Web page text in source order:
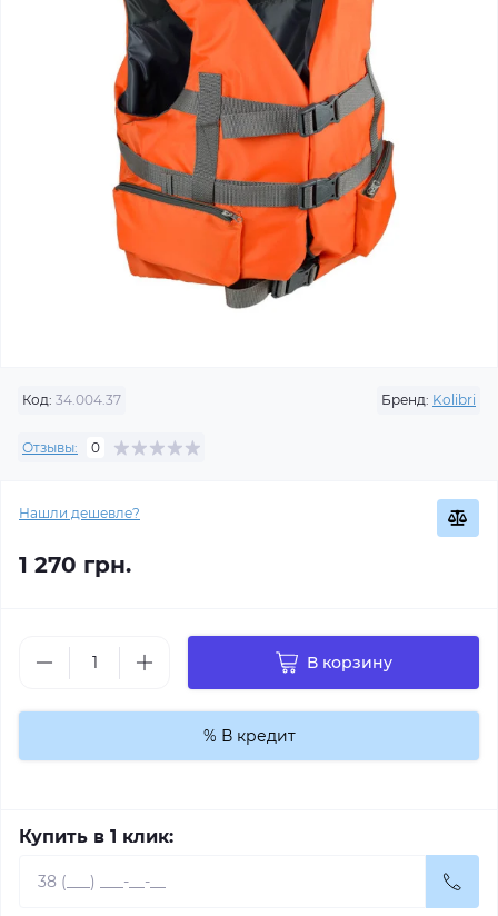
Код: 34.004.37 Бренд: Kolibri
Отзывы: 0
Нашли дешевле?
1 270 грн.
В корзину
% В кредит
Купить в 1 клик: